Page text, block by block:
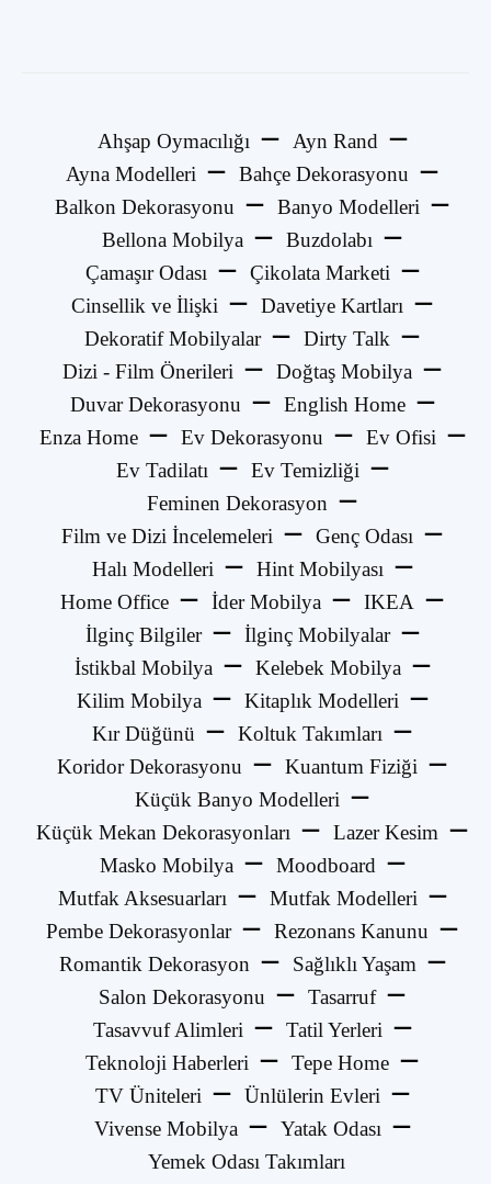
Ahşap Oymacılığı
Ayn Rand
Ayna Modelleri
Bahçe Dekorasyonu
Balkon Dekorasyonu
Banyo Modelleri
Bellona Mobilya
Buzdolabı
Çamaşır Odası
Çikolata Marketi
Cinsellik ve İlişki
Davetiye Kartları
Dekoratif Mobilyalar
Dirty Talk
Dizi - Film Önerileri
Doğtaş Mobilya
Duvar Dekorasyonu
English Home
Enza Home
Ev Dekorasyonu
Ev Ofisi
Ev Tadilatı
Ev Temizliği
Feminen Dekorasyon
Film ve Dizi İncelemeleri
Genç Odası
Halı Modelleri
Hint Mobilyası
Home Office
İder Mobilya
IKEA
İlginç Bilgiler
İlginç Mobilyalar
İstikbal Mobilya
Kelebek Mobilya
Kilim Mobilya
Kitaplık Modelleri
Kır Düğünü
Koltuk Takımları
Koridor Dekorasyonu
Kuantum Fiziği
Küçük Banyo Modelleri
Küçük Mekan Dekorasyonları
Lazer Kesim
Masko Mobilya
Moodboard
Mutfak Aksesuarları
Mutfak Modelleri
Pembe Dekorasyonlar
Rezonans Kanunu
Romantik Dekorasyon
Sağlıklı Yaşam
Salon Dekorasyonu
Tasarruf
Tasavvuf Alimleri
Tatil Yerleri
Teknoloji Haberleri
Tepe Home
TV Üniteleri
Ünlülerin Evleri
Vivense Mobilya
Yatak Odası
Yemek Odası Takımları